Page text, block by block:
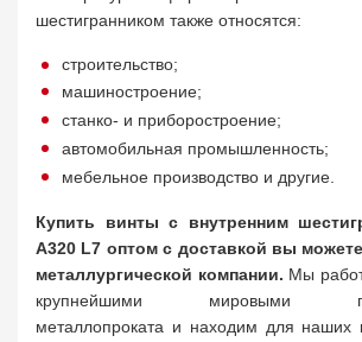
шестигранником также относятся:
строительство;
машиностроение;
станко- и приборостроение;
автомобильная промышленность;
мебельное производство и другие.
Купить винты с внутренним
A320 L7 оптом с доставкой вы
металлургической компании. Мы
крупнейшими мировыми
металлопроката и находим для наших